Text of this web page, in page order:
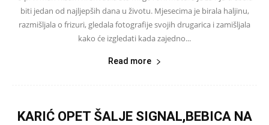
biti jedan od najljepših dana u životu. Mjesecima je birala haljinu,
razmišljala o frizuri, gledala fotografije svojih drugarica i zamišljala
kako će izgledati kada zajedno...
Read more
KARIĆ OPET ŠALJE SIGNAL,BEBICA NA